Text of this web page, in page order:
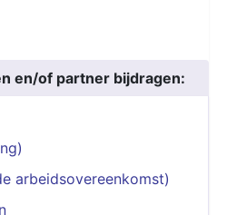
en/of partner bijdragen:
arbeidsovereenkomst)